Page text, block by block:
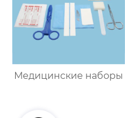
Медицинские наборы